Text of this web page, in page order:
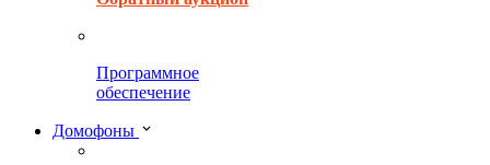
Программное
обеспечение
Домофоны